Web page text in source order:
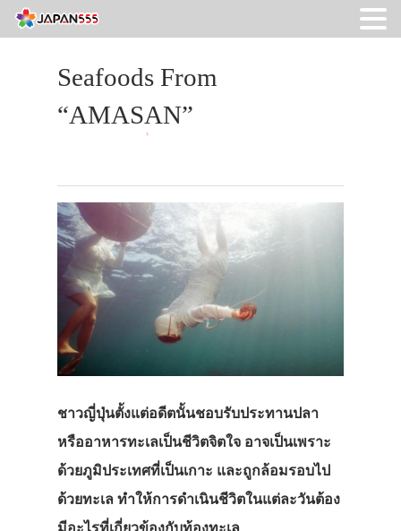
Seafoods From
“AMASAN”
ชาวญี่ปุ่นตั้งแต่อดีตนั้นชอบรับประทานปลา
หรืออาหารทะเลเป็นชีวิตจิตใจ อาจเป็นเพราะ
ด้วยภูมิประเทศที่เป็นเกาะ และถูกล้อมรอบไป
ด้วยทะเล ทำให้การดำเนินชีวิตในแต่ละวันต้อง